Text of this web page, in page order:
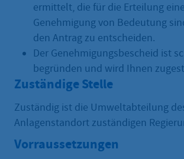
ermittelt, die für die Erteilung
Genehmigung von Bedeutung
den Antrag zu entscheiden.
Der Genehmigungsbescheid ist
begründen und wird Ihnen
Zuständige Stelle
Zuständig ist die Umweltabteilung
Anlagenstandort zuständigen
Vorraussetzungen